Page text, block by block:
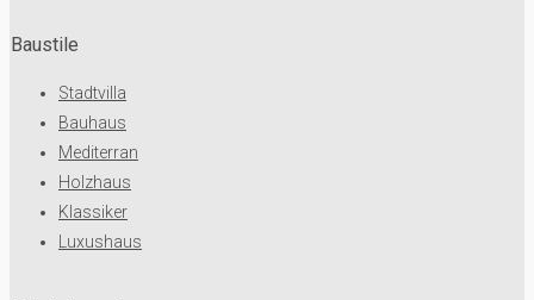
Baustile
Stadtvilla
Bauhaus
Mediterran
Holzhaus
Klassiker
Luxushaus